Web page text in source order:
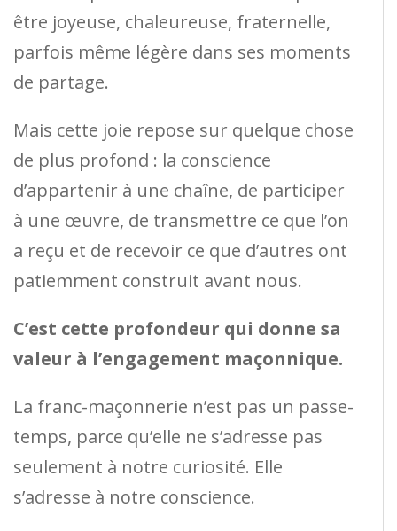
être joyeuse, chaleureuse, fraternelle,
parfois même légère dans ses moments
de partage.
Mais cette joie repose sur quelque chose
de plus profond : la conscience
d’appartenir à une chaîne, de participer
à une œuvre, de transmettre ce que l’on
a reçu et de recevoir ce que d’autres ont
patiemment construit avant nous.
C’est cette profondeur qui donne sa
valeur à l’engagement maçonnique.
La franc-maçonnerie n’est pas un passe-
temps, parce qu’elle ne s’adresse pas
seulement à notre curiosité. Elle
s’adresse à notre conscience.